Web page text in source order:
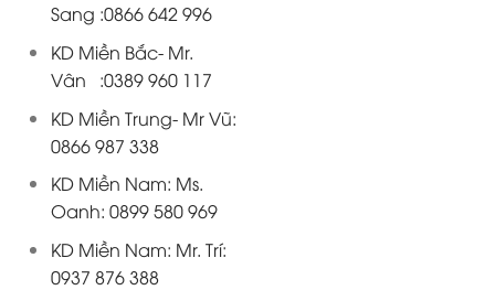
Sang :0866 642 996
KD Miền Bắc- Mr.
Vân :0389 960 117
KD Miền Trung- Mr Vũ:
0866 987 338
KD Miền Nam: Ms.
Oanh: 0899 580 969
KD Miền Nam: Mr. Trí:
0937 876 388